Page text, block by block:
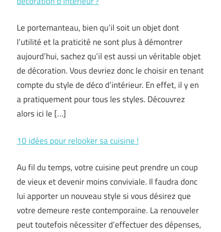
Le portemanteau, bien qu’il soit un objet dont
l’utilité et la praticité ne sont plus à démontrer
aujourd’hui, sachez qu’il est aussi un véritable objet
de décoration. Vous devriez donc le choisir en tenant
compte du style de déco d’intérieur. En effet, il y en
a pratiquement pour tous les styles. Découvrez
alors ici le […]
10 idées pour relooker sa cuisine !
Au fil du temps, votre cuisine peut prendre un coup
de vieux et devenir moins conviviale. Il faudra donc
lui apporter un nouveau style si vous désirez que
votre demeure reste contemporaine. La renouveler
peut toutefois nécessiter d’effectuer des dépenses,